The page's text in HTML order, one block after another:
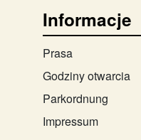
Informacje
Prasa
Godziny otwarcia
Parkordnung
Impressum